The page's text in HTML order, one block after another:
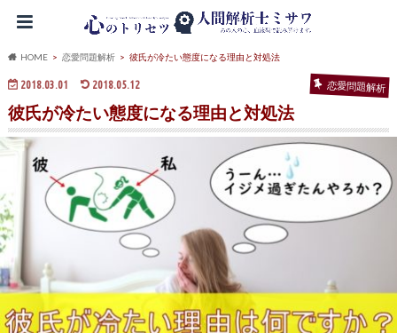
HOME 恋愛問題解析 彼氏が冷たい態度になる理由と対処法
2018.03.01 2018.05.12 恋愛問題解析
彼氏が冷たい態度になる理由と対処法